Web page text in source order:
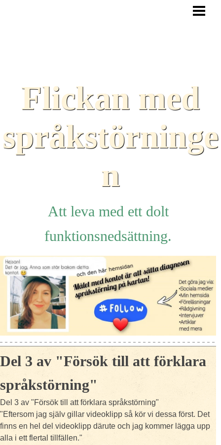
HJÄLPMEDEL
LÄNKAR
Flickan med
språkstörninge
n
Att leva med ett dolt
funktionsnedsättning.
Del 3 av "Försök till att förklara
språkstörning"
Del 3 av "Försök till att förklara språkstörning"
"Eftersom jag själv gillar videoklipp så kör vi dessa först. Det
finns en hel del videoklipp därute och jag kommer lägga upp
alla i ett flertal tillfällen."